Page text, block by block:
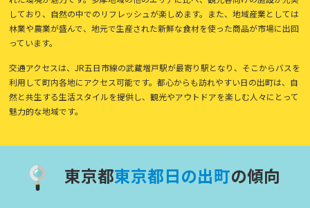
しており、自然の中でのリフレッシュが楽しめます。また、地域産業としては
林業や農業が盛んで、地元で生産された新鮮な食材を使った商品が市場に出回
っています。
交通アクセスは、JR五日市線の武蔵増戸駅が最寄り駅となり、そこからバスを
利用して町内各地にアクセス可能です。都心からも訪れやすい日の出町は、自
然と共生する生活スタイルを提供し、観光やアウトドアを楽しむ人々にとって
魅力的な地域です。
東京都東京都日の出町の傾向